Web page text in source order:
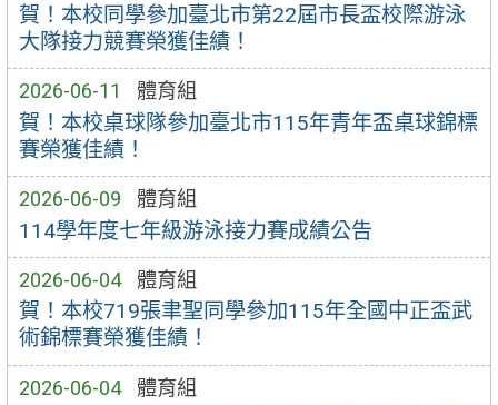
賀！本校同學參加臺北市第22屆市長盃校際游泳
大隊接力競賽榮獲佳績！
2026-06-11 體育組
賀！本校桌球隊參加臺北市115年青年盃桌球錦標
賽榮獲佳績！
2026-06-09 體育組
114學年度七年級游泳接力賽成績公告
2026-06-04 體育組
賀！本校719張聿聖同學參加115年全國中正盃武
術錦標賽榮獲佳績！
2026-06-04 體育組